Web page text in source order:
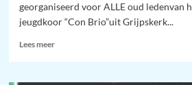
georganiseerd voor ALLE oud ledenvan
jeugdkoor “Con Brio”uit Grijpskerk...
Lees meerLees
Reunie